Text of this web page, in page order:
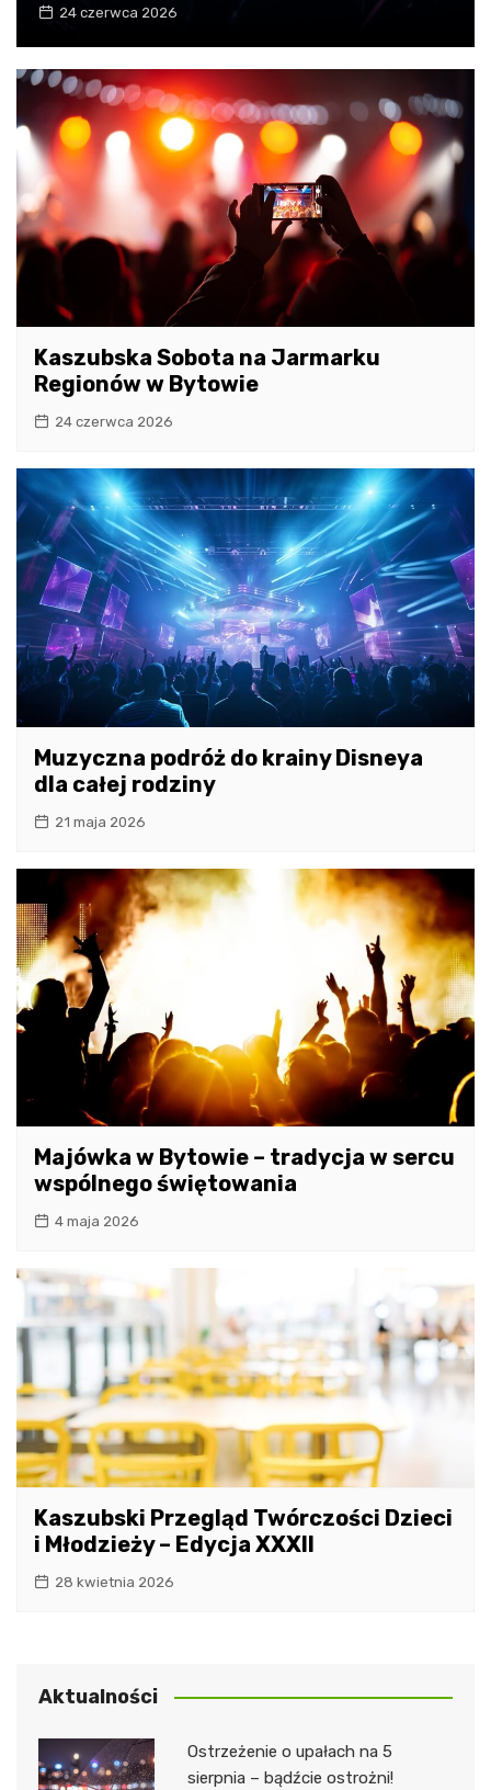
24 czerwca 2026
Kaszubska Sobota na Jarmarku
Regionów w Bytowie
24 czerwca 2026
Muzyczna podróż do krainy Disneya
dla całej rodziny
21 maja 2026
Majówka w Bytowie – tradycja w sercu
wspólnego świętowania
4 maja 2026
Kaszubski Przegląd Twórczości Dzieci
i Młodzieży – Edycja XXXII
28 kwietnia 2026
Aktualności
Ostrzeżenie o upałach na 5
sierpnia – bądźcie ostrożni!